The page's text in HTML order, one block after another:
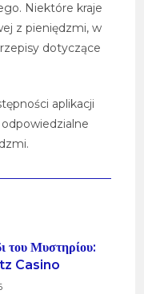
Niektóre kraje
z pieniędzmi, w
dotyczące
aplikacji
του Μυστηρίου:
Casino